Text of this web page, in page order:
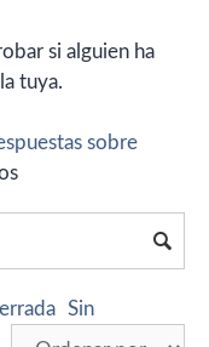
si alguien ha
tuya.
sobre
Sin